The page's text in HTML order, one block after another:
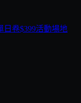
日卷$399活動場地